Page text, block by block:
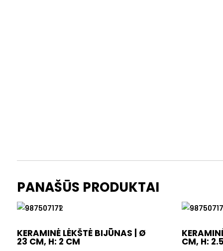
PANAŠŪS PRODUKTAI
KERAMINĖ LĖKŠTĖ BIJŪNAS | Ø
23 CM, H: 2 CM CM, H: